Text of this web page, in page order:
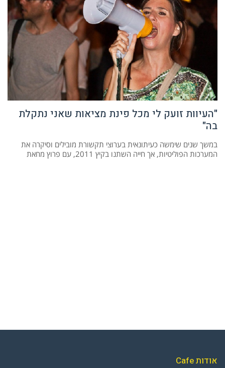
"העיוות זועק לי מכל פינת מציאות שאני נתקלת
בה"
במשך שנים שימשה כעיתונאית בערוצי תקשורת מובילים וסיקרה את
המערכות הפוליטיות, אך חייה השתנו בקיץ 2011, עם פרוץ מחאת
אודות Cafe